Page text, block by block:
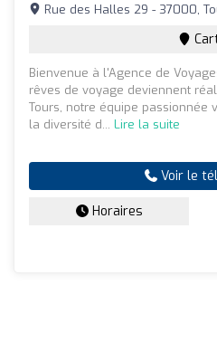
Rue des Halles 29 - 37000,
Bienvenue à l'Agence de
rêves de voyage deviennent
Tours, notre équipe passionnée
la diversité d... Lire la suite
Voir le
Horaires